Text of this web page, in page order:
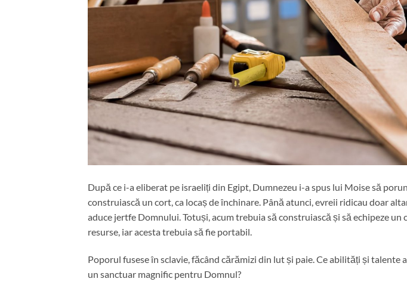
După ce i-a eliberat pe israeliți din Egipt, Dumnezeu i-a spus lui Moise să
construiască un cort, ca locaș de închinare. Până atunci, evreii ridicau doar
aduce jertfe Domnului. Totuși, acum trebuia să construiască și să echipeze
resurse, iar acesta trebuia să fie portabil.
Poporul fusese în sclavie, făcând cărămizi din lut și paie. Ce abilități și talente
un sanctuar magnific pentru Domnul?